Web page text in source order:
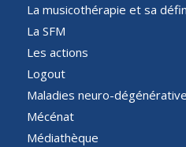
La musicothérapie et sa
La SFM
Les actions
Logout
Maladies neuro-
Mécénat
Médiathèque